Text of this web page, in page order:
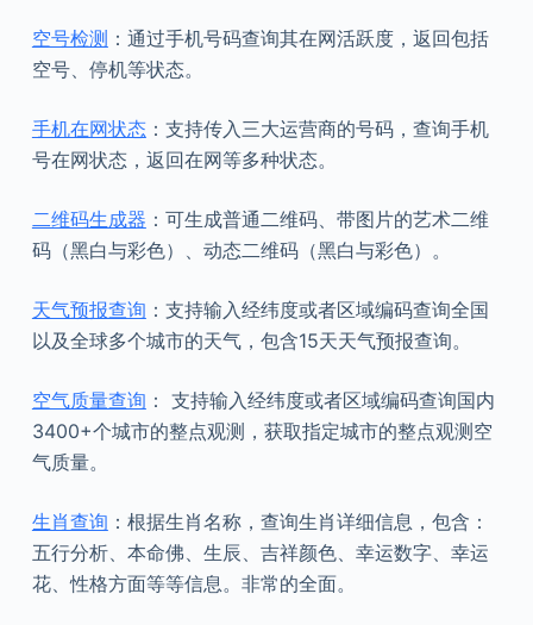
空号检测 ：通过手机号码查询其在网活跃度，返回包括
空号、停机等状态。
手机在网状态：支持传入三大运营商的号码，查询手机
号在网状态，返回在网等多种状态。
二维码生成器 ：可生成普通二维码、带图片的艺术二维
码（黑白与彩色）、动态二维码（黑白与彩色）。
天气预报查询 ：支持输入经纬度或者区域编码查询全国
以及全球多个城市的天气，包含15天天气预报查询。
空气质量查询 ： 支持输入经纬度或者区域编码查询国内
3400+个城市的整点观测，获取指定城市的整点观测空
气质量。
生肖查询 ：根据生肖名称，查询生肖详细信息，包含：
五行分析、本命佛、生辰、吉祥颜色、幸运数字、幸运
花、性格方面等等信息。非常的全面。